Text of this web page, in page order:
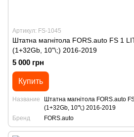
Артикул: FS-1045
Штатна магнітола FORS.auto FS 1
(1+32Gb, 10"\;) 2016-2019
5 000 грн
Купить
Название
Штатна магнітола FORS.auto
(1+32Gb, 10"\;) 2016-2019
Бренд
FORS.auto